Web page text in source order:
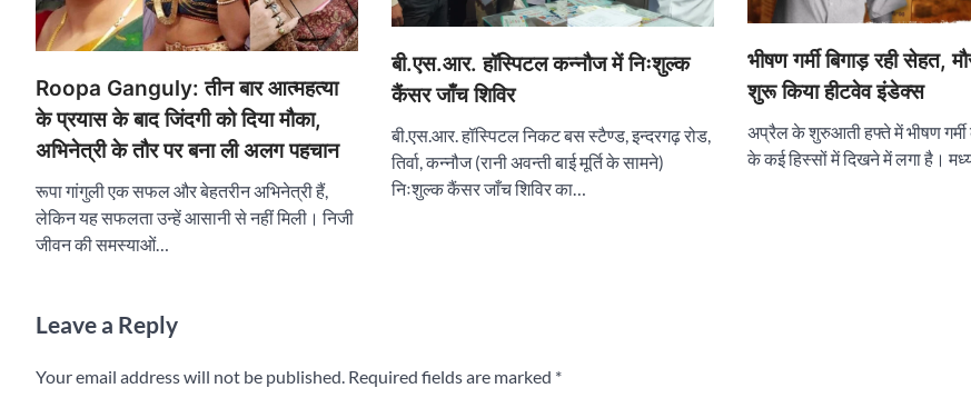
Roopa Ganguly: तीन बार आत्महत्या
के प्रयास के बाद जिंदगी को दिया मौका,
अभिनेत्री के तौर पर बना ली अलग पहचान
रूपा गांगुली एक सफल और बेहतरीन अभिनेत्री हैं,
लेकिन यह सफलता उन्हें आसानी से नहीं मिली। निजी
जीवन की समस्याओं…
बी.एस.आर. हॉस्पिटल कन्नौज में निःशुल्क
कैंसर जाँच शिविर
बी.एस.आर. हॉस्पिटल निकट बस स्टैण्ड, इन्दरगढ़ रोड,
तिर्वा, कन्नौज (रानी अवन्ती बाई मूर्ति के सामने)
निःशुल्क कैंसर जाँच शिविर का…
भीषण गर्मी बिगाड़ रही सेहत,
शुरू किया हीटवेव इंडेक्स
अप्रैल के शुरुआती हफ्ते में भीषण
के कई हिस्सों में दिखने में लगा है।
Leave a Reply
Your email address will not be published. Required fields are marked *